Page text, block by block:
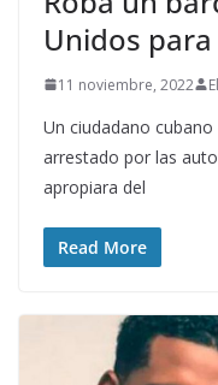
Unidos
11 noviembre, 2022
Un ciudadano
arrestado por las
apropiara del
Read More